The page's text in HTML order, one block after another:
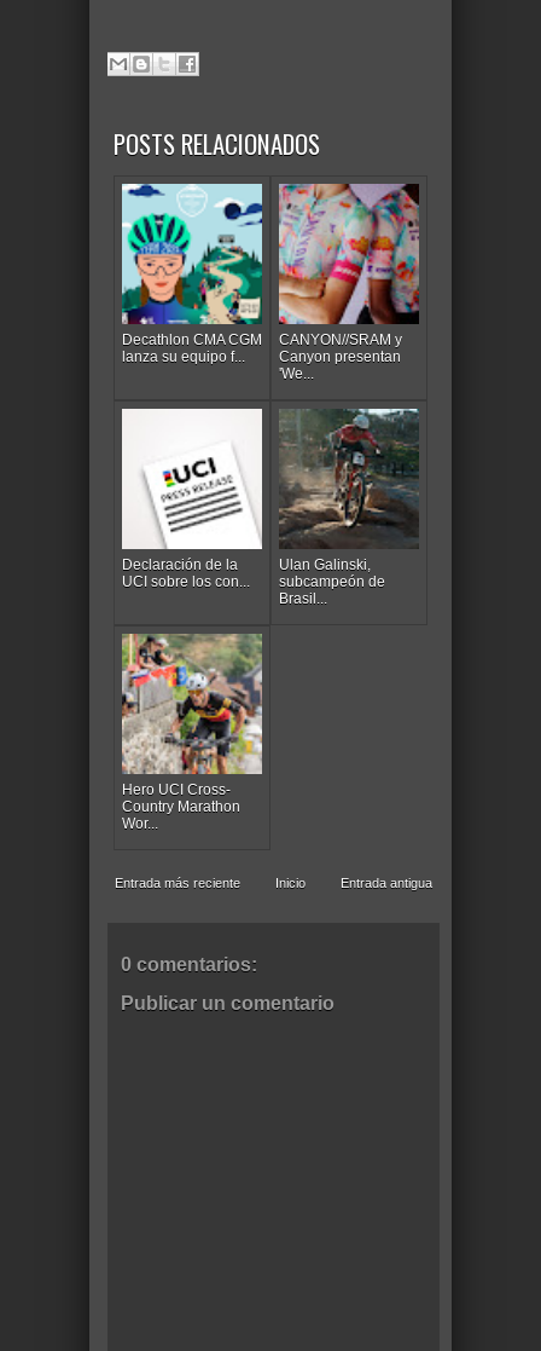
POSTS RELACIONADOS
Decathlon CMA CGM
lanza su equipo f...
CANYON//SRAM y
Canyon presentan
'We...
Declaración de la
UCI sobre los con...
Ulan Galinski,
subcampeón de
Brasil...
Hero UCI Cross-
Country Marathon
Wor...
Entrada más reciente Entrada antigua
Inicio
0 comentarios:
Publicar un comentario